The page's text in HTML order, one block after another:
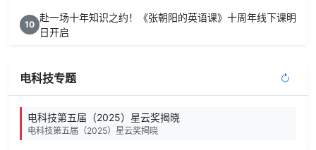
10
赴一场十年知识之约！《张朝阳的英语课》十周年线下课明
日开启
电科技专题
电科技第五届（2025）星云奖揭晓
电科技第五届（2025）星云奖揭晓